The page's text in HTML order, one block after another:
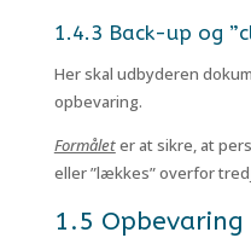
1.4.3 Back-up og
Her skal udbyderen
opbevaring.
Formåleter at sikre, at
eller ”lækkes” overfor
1.5